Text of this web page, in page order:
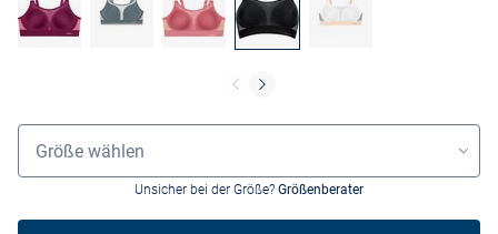
Größenauswahl
Größe wählen
Unsicher bei der Größe? Größenberater